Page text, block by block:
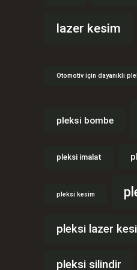
lazer kesim
Otomotiv için dayanıklı
pleksi bombe
pleksi imalat
pleksi kesim
pleksi lazer
pleksi silindir